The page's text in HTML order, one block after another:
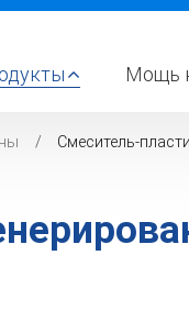
Мощь
Смеситель-